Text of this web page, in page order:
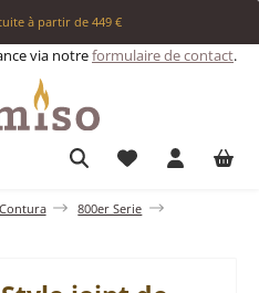
à partir de 449 €
via notreformulaire de contact.
Vous avez 0
Contura
800er Serie